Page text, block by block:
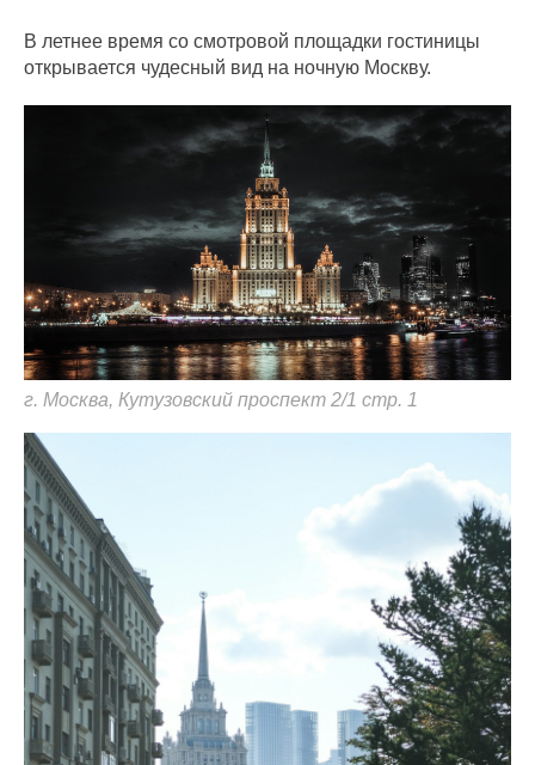
В летнее время со смотровой площадки гостиницы
открывается чудесный вид на ночную Москву.
г. Москва, Кутузовский проспект 2/1 стр. 1